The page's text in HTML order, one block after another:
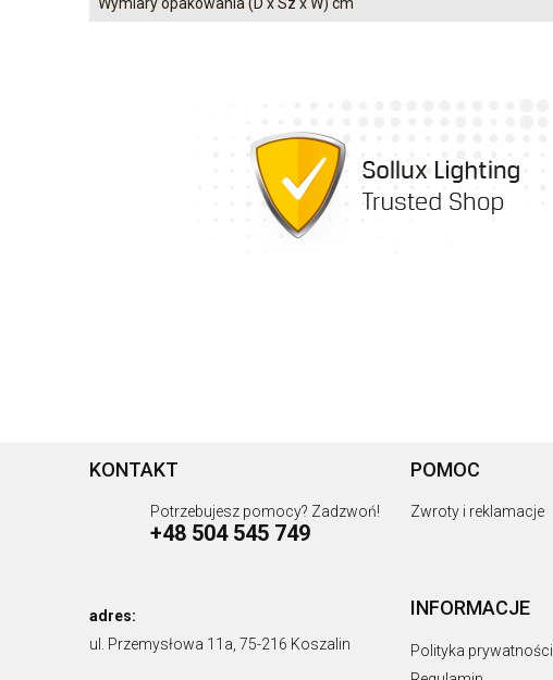
KONTAKT
Potrzebujesz pomocy? Zadzwoń!
+48 504 545 749
adres:
ul. Przemysłowa 11a, 75-216 Koszalin
POMOC
Zwroty i reklamacje
INFORMACJE
Polityka prywatności